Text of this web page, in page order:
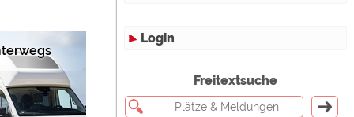
Bungalows
Brandenburg
Login
Freitextsuche
Anbieters